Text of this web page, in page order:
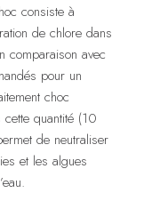
consiste à
de chlore dans
comparaison avec
pour un
choc
quantité (10
de neutraliser
et les algues